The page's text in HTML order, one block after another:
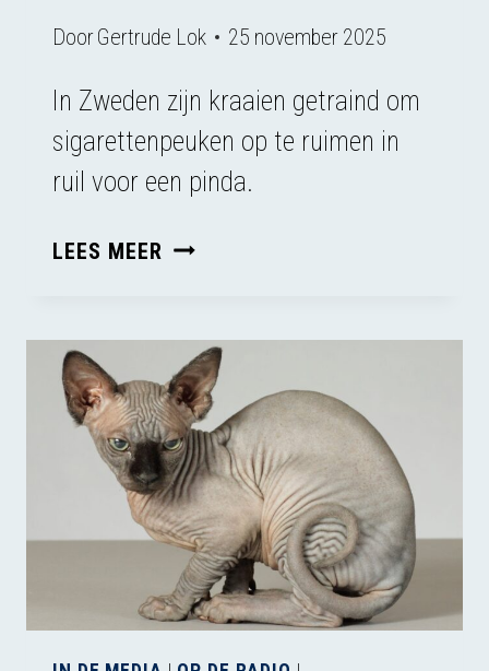
DoorGertrude Lok 25 november 2025
In Zweden zijn kraaien getraind om
sigarettenpeuken op te ruimen in
ruil voor een pinda.
LEES MEER KRAAIEN
OPRUIMEN:
SLIM
OF
SCHANDALIG?